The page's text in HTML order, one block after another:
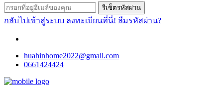
รีเซ็ตรหัสผ่าน
กลับไปเข้าสู่ระบบ ลงทะเบียนที่นี่! ลืมรหัสผ่าน?
huahinhome2022@gmail.com
0661424424